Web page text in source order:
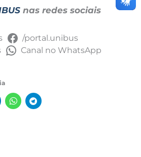
nas redes sociais
/portal.unibus
Canal no WhatsApp